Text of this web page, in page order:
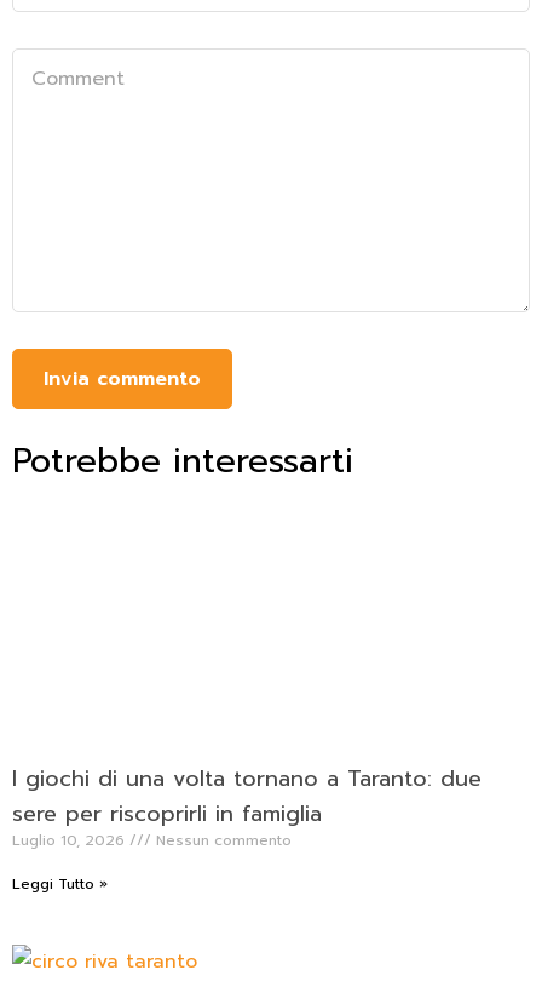
Potrebbe interessarti
I giochi di una volta tornano a Taranto: due
sere per riscoprirli in famiglia
Luglio 10, 2026
Nessun commento
Leggi Tutto »